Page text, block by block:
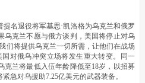
名退役将军基思·凯洛格为乌克兰和俄罗
乌克兰不愿与俄方谈判，美国将停止对乌
们将提供乌克兰一切所需，让他们在战场
对俄乌冲突立场将发生重大转变。同一
克兰将最低入伍年龄降低至18岁，以招募
急对乌援助7.25亿美元的武器装备。